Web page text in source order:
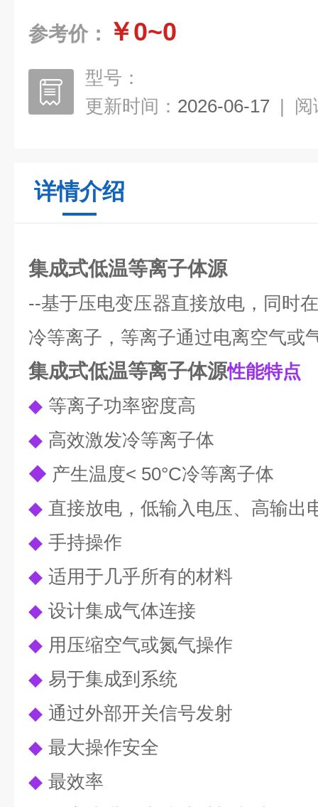
参考价： ￥0~0
型号：
更新时间： 2026-06-17 | 阅
详情介绍
集成式低温等离子体源
--基于压电变压器直接放电，同时
冷等离子，等离子通过电离空气或
集成式低温等离子体源性能特点
◆ 等离子功率密度高
◆ 高效激发冷等离子体
◆ 产生温度< 50°C冷等离子体
◆ 直接放电，低输入电压、高输出
◆ 手持操作
◆ 适用于几乎所有的材料
◆ 设计集成气体连接
◆ 用压缩空气或氮气操作
◆ 易于集成到系统
◆ 通过外部开关信号发射
◆ 最大操作安全
◆ 最效率